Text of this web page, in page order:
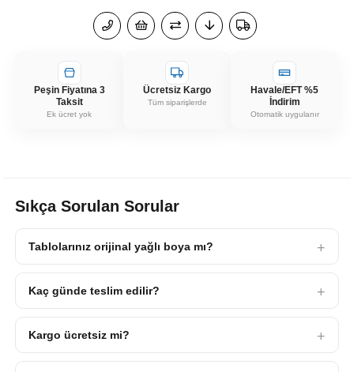
Peşin Fiyatına 3
Taksit
Ek ücret yok
Ücretsiz Kargo
Tüm siparişlerde
Havale/EFT %5
İndirim
Otomatik uygulanır
Sıkça Sorulan Sorular
Tablolarınız orijinal yağlı boya mı?
Kaç günde teslim edilir?
Kargo ücretsiz mi?